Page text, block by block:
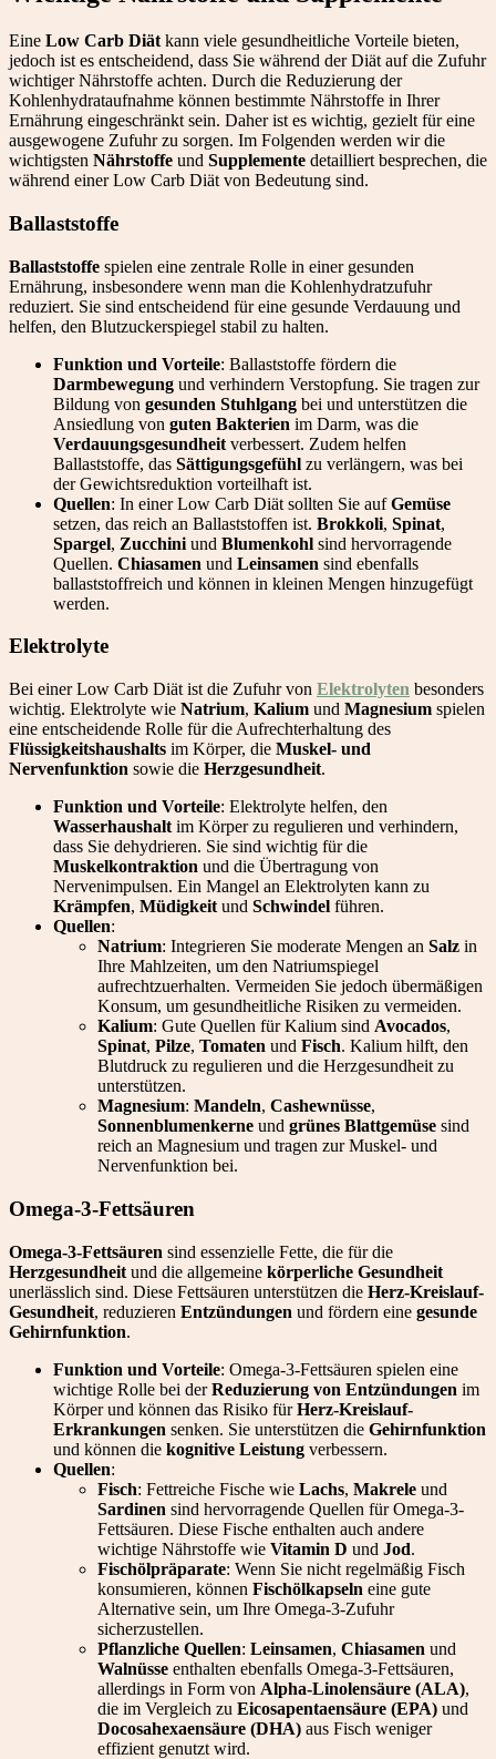
Eine Low Carb Diät kann viele gesundheitliche Vorteile bieten,
jedoch ist es entscheidend, dass Sie während der Diät auf die Zufuhr
wichtiger Nährstoffe achten. Durch die Reduzierung der
Kohlenhydrataufnahme können bestimmte Nährstoffe in Ihrer
Ernährung eingeschränkt sein. Daher ist es wichtig, gezielt für eine
ausgewogene Zufuhr zu sorgen. Im Folgenden werden wir die
wichtigsten Nährstoffe und Supplemente detailliert besprechen, die
während einer Low Carb Diät von Bedeutung sind.
Ballaststoffe
Ballaststoffe spielen eine zentrale Rolle in einer gesunden
Ernährung, insbesondere wenn man die Kohlenhydratzufuhr
reduziert. Sie sind entscheidend für eine gesunde Verdauung und
helfen, den Blutzuckerspiegel stabil zu halten.
Funktion und Vorteile: Ballaststoffe fördern die
Darmbewegung und verhindern Verstopfung. Sie tragen zur
Bildung von gesunden Stuhlgang bei und unterstützen die
Ansiedlung von guten Bakterien im Darm, was die
Verdauungsgesundheit verbessert. Zudem helfen
Ballaststoffe, das Sättigungsgefühl zu verlängern, was bei
der Gewichtsreduktion vorteilhaft ist.
Quellen: In einer Low Carb Diät sollten Sie aufGemüse
setzen, das reich an Ballaststoffen ist. Brokkoli, Spinat,
Spargel, Zucchini und Blumenkohl sind hervorragende
Quellen. Chiasamen und Leinsamen sind ebenfalls
ballaststoffreich und können in kleinen Mengen hinzugefügt
werden.
Elektrolyte
Bei einer Low Carb Diät ist die Zufuhr von Elektrolyten besonders
wichtig. Elektrolyte wie Natrium, Kalium und Magnesium spielen
eine entscheidende Rolle für die Aufrechterhaltung des
Flüssigkeitshaushalts im Körper, die Muskel- und
Nervenfunktion sowie die Herzgesundheit.
Funktion und Vorteile: Elektrolyte helfen, den
Wasserhaushalt im Körper zu regulieren und verhindern,
dass Sie dehydrieren. Sie sind wichtig für die
Muskelkontraktion und die Übertragung von
Nervenimpulsen. Ein Mangel an Elektrolyten kann zu
Krämpfen, Müdigkeit und Schwindel führen.
Quellen:
Natrium: Integrieren Sie moderate Mengen an Salz in
Ihre Mahlzeiten, um den Natriumspiegel
aufrechtzuerhalten. Vermeiden Sie jedoch übermäßigen
Konsum, um gesundheitliche Risiken zu vermeiden.
Kalium: Gute Quellen für Kalium sind Avocados,
Spinat, Pilze, Tomaten und Fisch. Kalium hilft, den
Blutdruck zu regulieren und die Herzgesundheit zu
unterstützen.
Magnesium: Mandeln, Cashewnüsse,
Sonnenblumenkerne und grünes Blattgemüse sind
reich an Magnesium und tragen zur Muskel- und
Nervenfunktion bei.
Omega-3-Fettsäuren
Omega-3-Fettsäuren sind essenzielle Fette, die für die
Herzgesundheit und die allgemeine körperliche Gesundheit
unerlässlich sind. Diese Fettsäuren unterstützen die Herz-Kreislauf-
Gesundheit, reduzieren Entzündungen und fördern eine gesunde
Gehirnfunktion.
Funktion und Vorteile: Omega-3-Fettsäuren spielen eine
wichtige Rolle bei derReduzierung von Entzündungen im
Körper und können das Risiko fürHerz-Kreislauf-
Erkrankungen senken. Sie unterstützen die Gehirnfunktion
und können die kognitive Leistung verbessern.
Quellen:
Fisch: Fettreiche Fische wie Lachs, Makrele und
Sardinen sind hervorragende Quellen für Omega-3-
Fettsäuren. Diese Fische enthalten auch andere
wichtige Nährstoffe wie Vitamin D und Jod.
Fischölpräparate: Wenn Sie nicht regelmäßig Fisch
konsumieren, können Fischölkapseln eine gute
Alternative sein, um Ihre Omega-3-Zufuhr
sicherzustellen.
Pflanzliche Quellen: Leinsamen, Chiasamen und
Walnüsse enthalten ebenfalls Omega-3-Fettsäuren,
allerdings in Form von Alpha-Linolensäure (ALA),
die im Vergleich zu Eicosapentaensäure (EPA) und
Docosahexaensäure (DHA) aus Fisch weniger
effizient genutzt wird.